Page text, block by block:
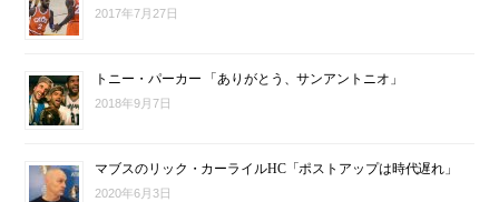
2017年7月27日
トニー・パーカー 「ありがとう、サンアントニオ」
2018年9月7日
マブスのリック・カーライルHC「ポストアップは時代遅れ」
2020年6月3日